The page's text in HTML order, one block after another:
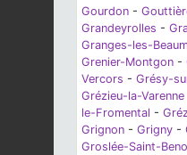
Gourdon -
Grandeyrolles -
Granges-les-
Grenier-Montgon -
Vercors - Grésy-
Grézieu-la-Varenne
le-Fromental -
Grignon - Grigny -
Groslée-Saint-